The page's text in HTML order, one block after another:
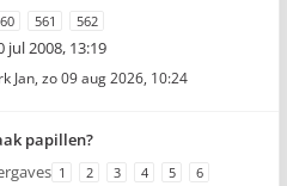
561 562
jul 2008, 13:19
Jan, zo 09 aug 2026, 10:24
papillen?
1 2 3 4 5 6